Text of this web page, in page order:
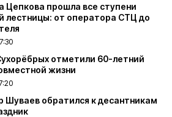
Цепкова прошла все ступени
лестницы: от оператора СТЦ до
отметили 60-летний
жизни
Шуваев обратился к десантникам